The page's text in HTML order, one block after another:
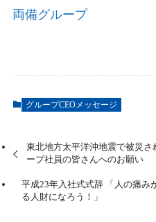
両備グループ
グループCEOメッセージ
東北地方太平洋沖地震で被災
ープ社員の皆さんへのお願い
平成23年入社式式辞 「人の痛み
る人財になろう！」